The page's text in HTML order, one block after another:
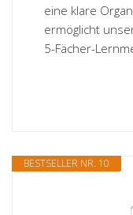
eine klare
ermöglicht
5-Fächer-
BESTSELLER NR. 10